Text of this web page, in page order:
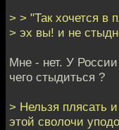
> > "Так хочется в
> эх вы! и не
Мне - нет. У
чего стыдиться ?
> Нельзя плясать
этой сволочи